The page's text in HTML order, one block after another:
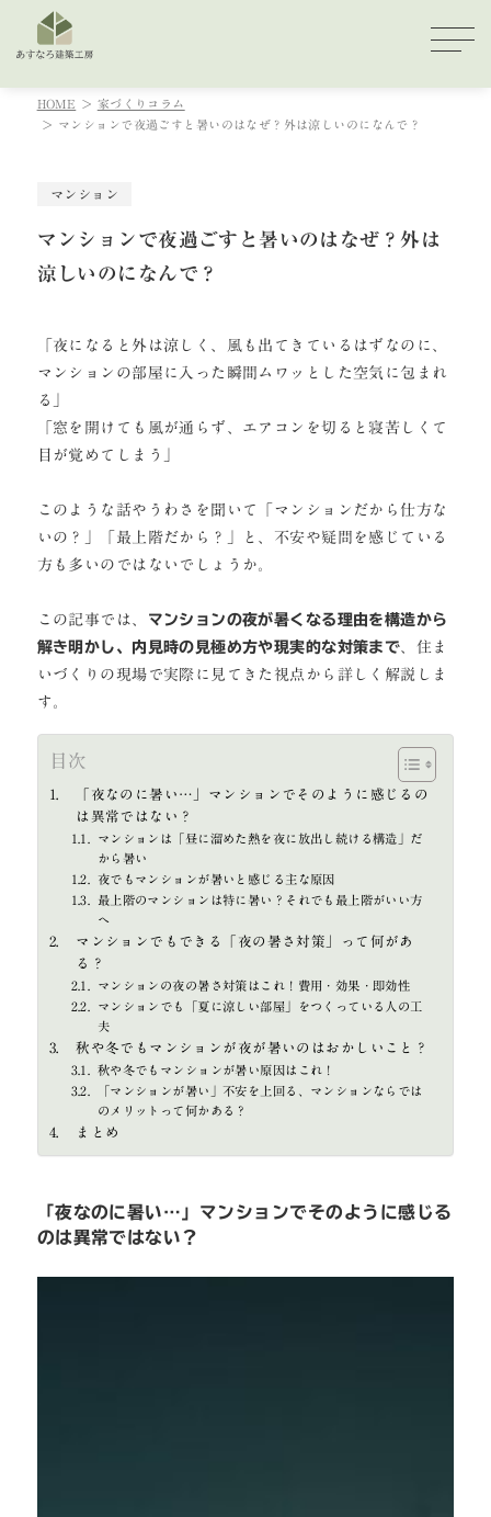
HOME
家づくりコラム
マンションで夜過ごすと暑いのはなぜ？外は涼しいのになんで？
マンション
マンションで夜過ごすと暑いのはなぜ？外は
涼しいのになんで？
「夜になると外は涼しく、風も出てきているはずなのに、
マンションの部屋に入った瞬間ムワッとした空気に包まれ
る」
「窓を開けても風が通らず、エアコンを切ると寝苦しくて
目が覚めてしまう」
このような話やうわさを聞いて「マンションだから仕方な
いの？」「最上階だから？」と、不安や疑問を感じている
方も多いのではないでしょうか。
この記事では、
マンションの夜が暑くなる理由を構造から
解き明かし、内見時の見極め方や現実的な対策まで 、住ま
いづくりの現場で実際に見てきた視点から詳しく解説しま
す。
目次
「夜なのに暑い…」マンションでそのように感じるの
は異常ではない？
マンションは「昼に溜めた熱を夜に放出し続ける構造」だ
から暑い
夜でもマンションが暑いと感じる主な原因
最上階のマンションは特に暑い？それでも最上階がいい方
へ
マンションでもできる「夜の暑さ対策」って何があ
る？
マンションの夜の暑さ対策はこれ！費用・効果・即効性
マンションでも「夏に涼しい部屋」をつくっている人の工
夫
秋や冬でもマンションが夜が暑いのはおかしいこと？
秋や冬でもマンションが暑い原因はこれ！
「マンションが暑い」不安を上回る、マンションならでは
のメリットって何かある？
まとめ
「夜なのに暑い…」マンションでそのように感じる
のは異常ではない？